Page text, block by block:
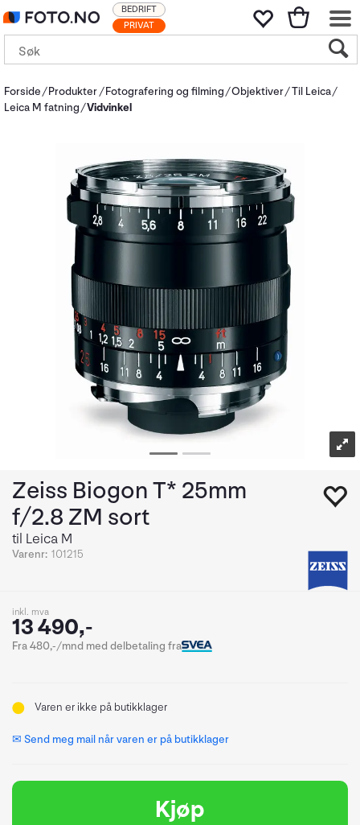
PRIVAT
BEDRIFT
Forside Produkter Fotografering og filming Objektiver Til Leica
Leica M fatning
Vidvinkel
Zeiss Biogon T* 25mm
f/2.8 ZM sort
til Leica M
Varenr: 101215
inkl. mva
13 490,-
Fra 480,-/mnd med delbetaling fra
Varen er ikke på butikklager
✉ Send meg mail når varen er på butikklager
Kjøp